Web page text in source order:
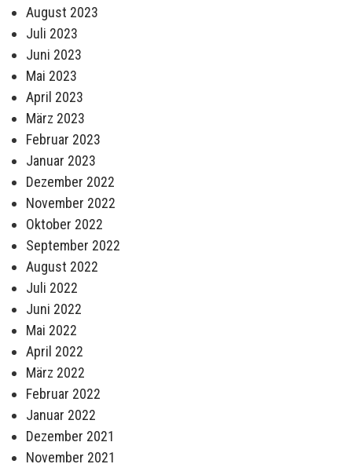
August 2023
Juli 2023
Juni 2023
Mai 2023
April 2023
März 2023
Februar 2023
Januar 2023
Dezember 2022
November 2022
Oktober 2022
September 2022
August 2022
Juli 2022
Juni 2022
Mai 2022
April 2022
März 2022
Februar 2022
Januar 2022
Dezember 2021
November 2021